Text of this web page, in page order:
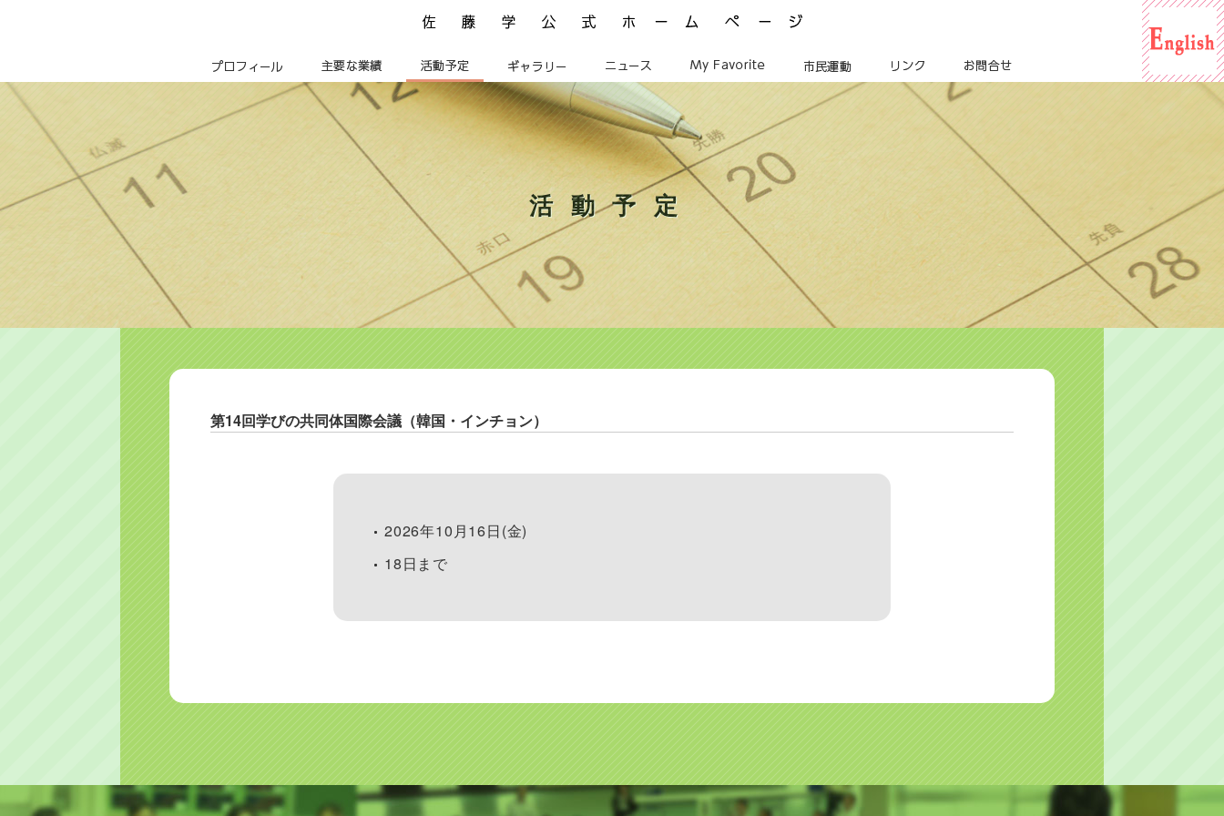
佐藤学公式ホームページ ManabuSATO WebSite
プロフィール 主要な業績 活動予定 ギャラリー ニュース My Favorite 市民運動 リンク お問合せ
For English
活動予定
第14回学びの共同体国際会議（韓国・インチョン）
2026年10月16日(金)
18日まで